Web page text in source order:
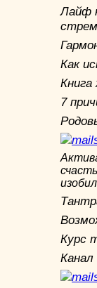
Лайф
Как
Книга
7
Курс